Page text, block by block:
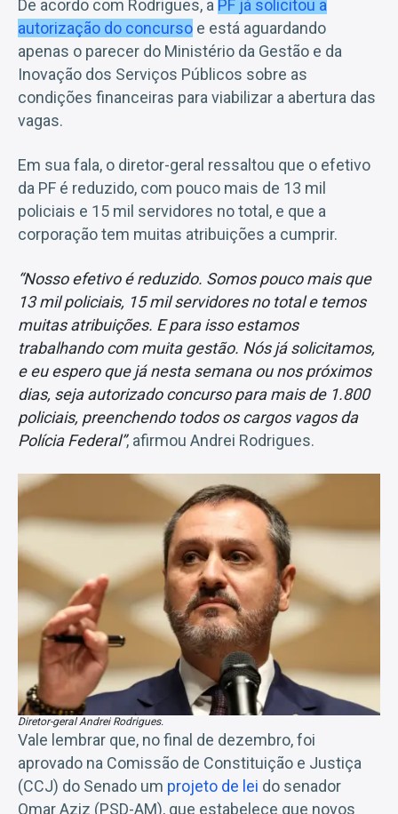
De acordo com Rodrigues, a PF já solicitou a
autorização do concurso e está aguardando
apenas o parecer do Ministério da Gestão e da
Inovação dos Serviços Públicos sobre as
condições financeiras para viabilizar a abertura das
vagas.
Em sua fala, o diretor-geral ressaltou que o efetivo
da PF é reduzido, com pouco mais de 13 mil
policiais e 15 mil servidores no total, e que a
corporação tem muitas atribuições a cumprir.
“Nosso efetivo é reduzido. Somos pouco mais que
13 mil policiais, 15 mil servidores no total e temos
muitas atribuições. E para isso estamos
trabalhando com muita gestão. Nós já solicitamos,
e eu espero que já nesta semana ou nos próximos
dias, seja autorizado concurso para mais de 1.800
policiais, preenchendo todos os cargos vagos da
Polícia Federal”, afirmou Andrei Rodrigues.
Diretor-geral Andrei Rodrigues.
Vale lembrar que, no final de dezembro, foi
aprovado na Comissão de Constituição e Justiça
(CCJ) do Senado um projeto de lei do senador
Omar Aziz (PSD-AM), que estabelece que novos